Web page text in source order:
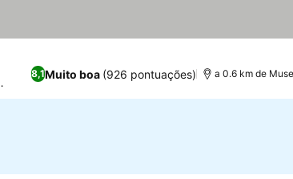
8,1Muito boa (926 pontuações) a 0.6 km de